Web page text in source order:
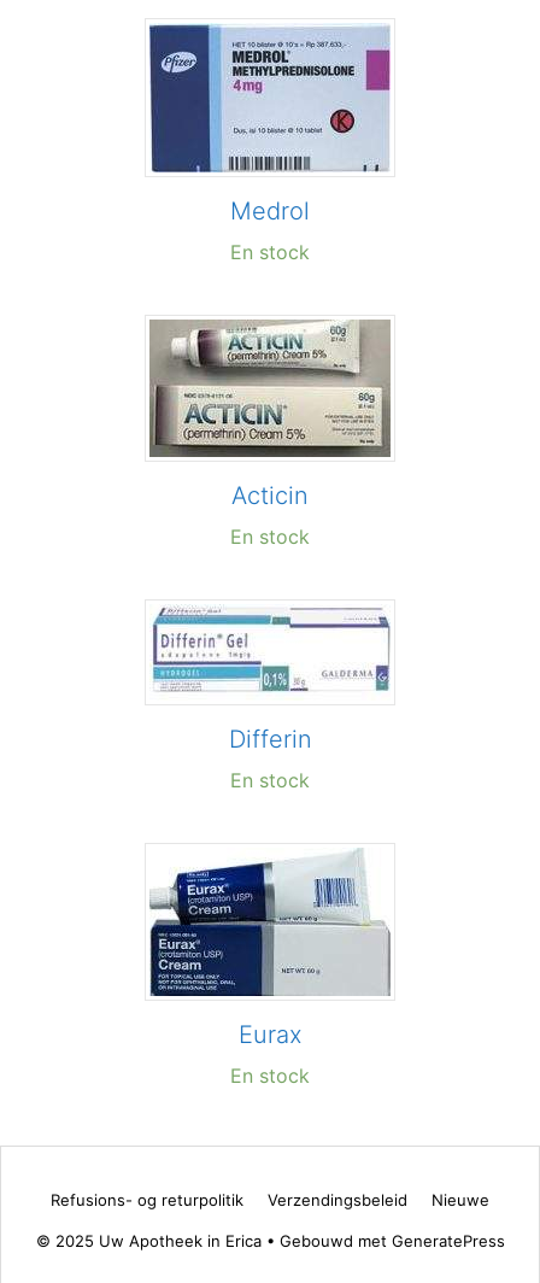
Medrol
En stock
Acticin
En stock
Differin
En stock
Eurax
En stock
Refusions- og returpolitik Verzendingsbeleid Nieuwe
© 2025 Uw Apotheek in Erica• Gebouwd met GeneratePress